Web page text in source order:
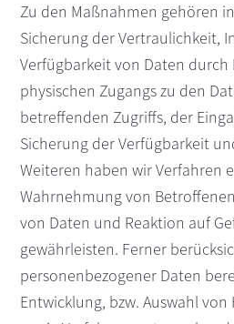
Zu den Maßnahmen gehören
Sicherung der Vertraulichkeit,
Verfügbarkeit von Daten
physischen Zugangs zu den
betreffenden Zugriffs, der
Sicherung der Verfügbarkeit
Weiteren haben wir Verfahren
Wahrnehmung von
von Daten und Reaktion auf
gewährleisten. Ferner
personenbezogener Daten
Entwicklung, bzw. Auswahl